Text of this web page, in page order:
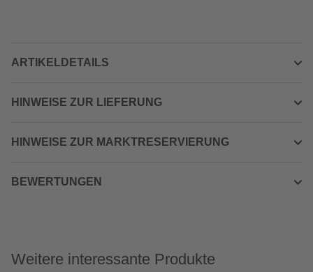
ARTIKELDETAILS
HINWEISE ZUR LIEFERUNG
HINWEISE ZUR MARKTRESERVIERUNG
BEWERTUNGEN
Weitere interessante Produkte